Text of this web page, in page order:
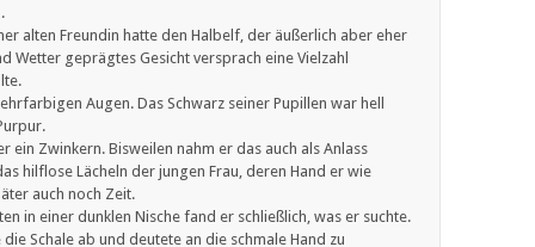
alten Freundin hatte den Halbelf, der äußerlich aber eher
Wetter geprägtes Gesicht versprach eine Vielzahl
Augen. Das Schwarz seiner Pupillen war hell
ein Zwinkern. Bisweilen nahm er das auch als Anlass
hilflose Lächeln der jungen Frau, deren Hand er wie
auch noch Zeit.
in einer dunklen Nische fand er schließlich, was er suchte.
Schale ab und deutete an die schmale Hand zu